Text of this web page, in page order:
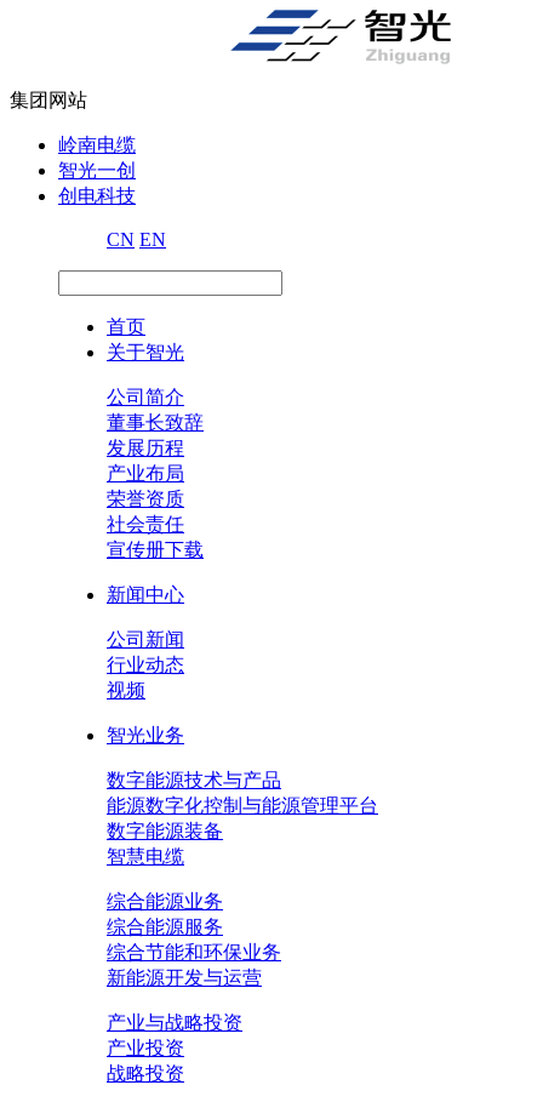
集团网站
岭南电缆
智光一创
创电科技
CN EN
首页
关于智光
公司简介
董事长致辞
发展历程
产业布局
荣誉资质
社会责任
宣传册下载
新闻中心
公司新闻
行业动态
视频
智光业务
数字能源技术与产品
能源数字化控制与能源管理平台
数字能源装备
智慧电缆
综合能源业务
综合能源服务
综合节能和环保业务
新能源开发与运营
产业与战略投资
产业投资
战略投资